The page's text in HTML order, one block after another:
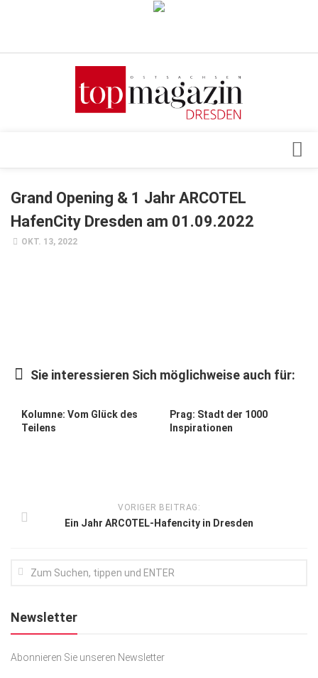
Verkaufsstellen
Top Gesundheitsforum Dresden / Ostsachsen
Mediadaten
Events
Lifestyle
Podcast
Grand Opening & 1 Jahr ARCOTEL
HafenCity Dresden am 01.09.2022
OKT. 13, 2022
Sie interessieren Sich möglichweise auch für:
Kolumne: Vom Glück des
Teilens
Prag: Stadt der 1000
Inspirationen
VORIGER BEITRAG:
Ein Jahr ARCOTEL-Hafencity in Dresden
Newsletter
Abonnieren Sie unseren Newsletter